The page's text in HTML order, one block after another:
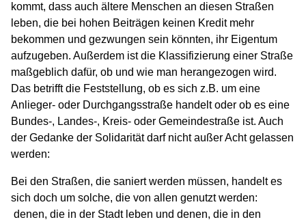
kommt, dass auch ältere Menschen an diesen Straßen
leben, die bei hohen Beiträgen keinen Kredit mehr
bekommen und gezwungen sein könnten, ihr Eigentum
aufzugeben. Außerdem ist die Klassifizierung einer Straße
maßgeblich dafür, ob und wie man herangezogen wird.
Das betrifft die Feststellung, ob es sich z.B. um eine
Anlieger- oder Durchgangsstraße handelt oder ob es eine
Bundes-, Landes-, Kreis- oder Gemeindestraße ist. Auch
der Gedanke der Solidarität darf nicht außer Acht gelassen
werden:
Bei den Straßen, die saniert werden müssen, handelt es
sich doch um solche, die von allen genutzt werden:
denen, die in der Stadt leben und denen, die in den